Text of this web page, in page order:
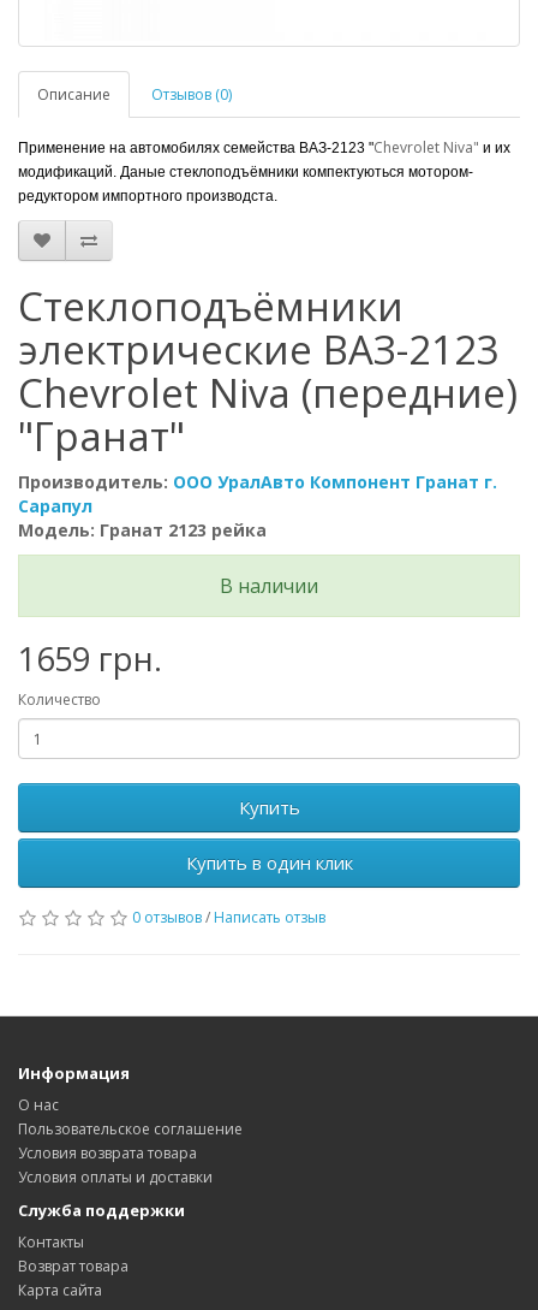
Описание Отзывов (0)
Применение на автомобилях семейства ВАЗ-2123 "Chevrolet Niva" и их
модификаций. Даные стеклоподъёмники компектуються мотором-
редуктором импортного производста.
Стеклоподъёмники
электрические ВАЗ-2123
Chevrolet Niva (передние)
"Гранат"
Производитель: ООО УралАвто Компонент Гранат г.
Сарапул
Модель: Гранат 2123 рейка
В наличии
1659 грн.
Количество
Купить
Купить в один клик
0 отзывов/ Написать отзыв
Информация
О нас
Пользовательское соглашение
Условия возврата товара
Условия оплаты и доставки
Служба поддержки
Контакты
Возврат товара
Карта сайта